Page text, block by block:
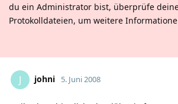
du ein Administrator bist, überprüfe
Protokolldateien, um weitere
J johni 5. Juni 2008